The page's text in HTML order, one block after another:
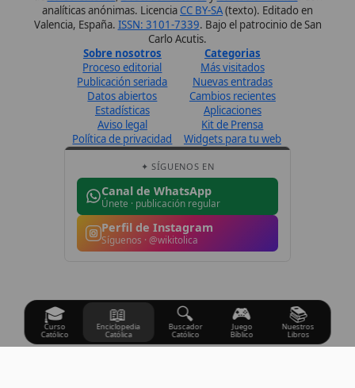
Perfil de Instagram
Síguenos · @wikitolica